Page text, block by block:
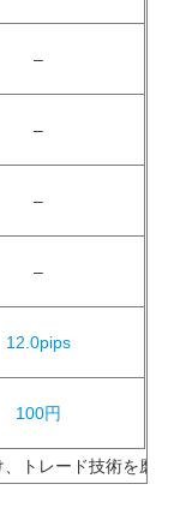
–
–
–
–
12.0pips
100円
トレード技術を磨